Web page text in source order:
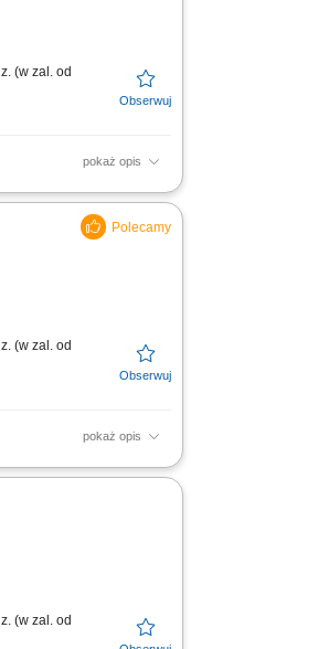
(w zal. od
pokaż opis
(w zal. od
pokaż opis
relacji z
(w zal. od